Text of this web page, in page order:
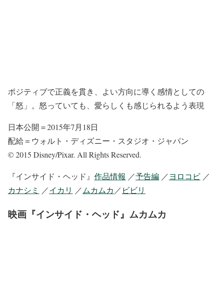
ポジティブで正義を貫き、よい方向に導く感情としての
「怒」。怒っていても、愛らしくも感じられるよう表現
日本公開＝2015年7月18日
配給＝ウォルト・ディズニー・スタジオ・ジャパン
© 2015 Disney/Pixar. All Rights Reserved.
『インサイド・ヘッド』 作品情報 ／予告編 ／ヨロコビ ／
カナシミ ／イカリ ／ムカムカ ／ ビビリ
映画『インサイド・ヘッド』ムカムカ